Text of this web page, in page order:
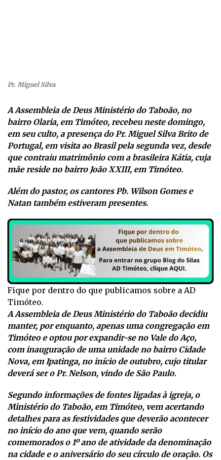
Pr. Miguel Silva
A Assembleia de Deus Ministério do Taboão, no
bairro Olaria, em Timóteo, recebeu neste domingo,
em seu culto, a presença do Pr. Miguel Silva Brito de
Portugal, em visita ao Brasil pela segunda vez, desde
que contraiu matrimônio com a brasileira Kátia, cuja
mãe reside no bairro João XXIII, em Timóteo.
Além do pastor, os cantores Pb. Wilson Gomes e
Natan também estiveram presentes.
Fique por dentro do que publicamos sobre a AD
Timóteo.
A Assembleia de Deus Ministério do Taboão decidiu
manter, por enquanto, apenas uma congregação em
Timóteo e optou por expandir-se no Vale do Aço,
com inauguração de uma unidade no bairro Cidade
Nova, em Ipatinga, no início de outubro, cujo titular
deverá ser o Pr. Nelson, vindo de São Paulo.
Segundo informações de fontes ligadas à igreja, o
Ministério do Taboão, em Timóteo, vem acertando
detalhes para as festividades que deverão acontecer
no início do ano que vem, quando serão
comemorados o 1º ano de atividade da denominação
na cidade e o aniversário do seu círculo de oração. Os